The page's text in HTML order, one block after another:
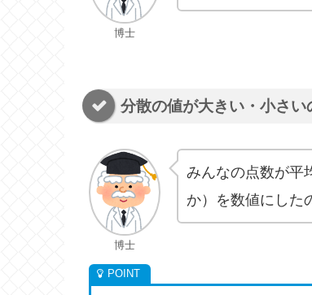
博士
分散の値が大きい・小さい
博士
みんなの点数が平
か）を数値にした